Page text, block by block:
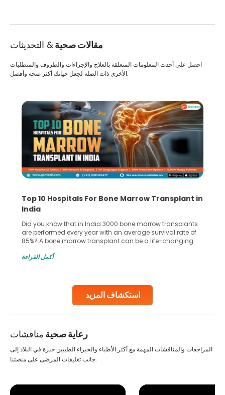
مقالات صحية& التحديثات
استكشاف المزيد
احصل على أحدث المعلومات المتعلقة بالعلاج والإجراءات والظروف والمتطلبات
الأخرى ذات الصلة لجعل حياتك أكثر صحة وأفضل.
Top 10 Hospitals For Bone Marrow Transplant in
India
Did you know that in India 3000 bone marrow transplants
are performed every year with an average survival rate of
85%? A bone marrow transplant can be a life-changing
make all the difference. India has some of the world’s
أكمل القراءة
رعاية صحية مناقشات
المراجعات والمناقشات المهمة مع أكثر الأطباء والخبراء الطبيين خبرة في البلاد إلى
جانب تعليقات المرضى على منصتنا.